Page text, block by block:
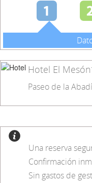
Hotel El
Paseo de la
Una reserva
Confirmación
Sin gastos de